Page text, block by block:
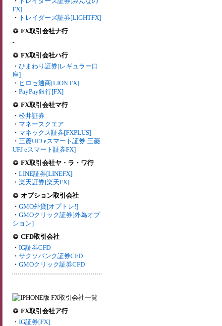
FX]
・ トレイダーズ証券[LIGHTFX]
FX取引会社ナ行
-
FX取引会社ハ行
・ ひまわり証券[レギュラー口
座]
・ ヒロセ通商[LION FX]
・ PayPay銀行[FX]
FX取引会社マ行
・ 松井証券
・ マネースクエア
・ マネックス証券[FXPLUS]
・ 三菱UFJ eスマート証券[三菱
UFJ eスマート証券FX]
FX取引会社ヤ・ラ・ワ行
・ LINE証券[LINEFX]
・ 楽天証券[楽天FX]
オプション取引会社
・ GMO外貨[オプトレ!]
・ GMOクリック証券[外為オプ
ション]
CFD取引会社
・ IG証券CFD
・ サクソバンク証券CFD
・ GMOクリック証券CFD
FX取引会社ア行
・ IG証券[FX]